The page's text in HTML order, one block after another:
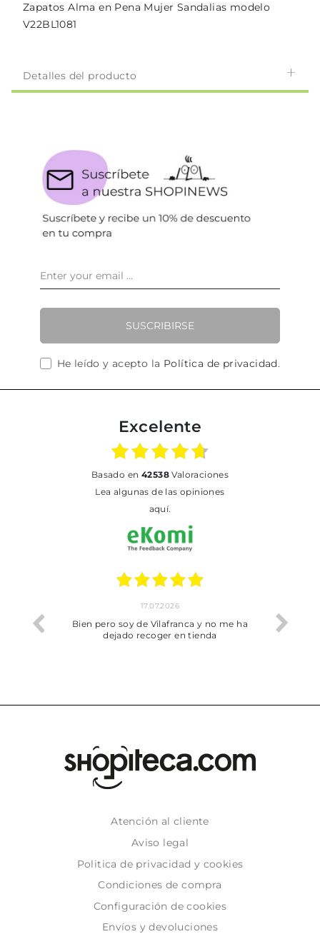
Zapatos Alma en Pena Mujer Sandalias modelo
V22BL1081
Detalles del producto
SUSCRIBIRSE
He leído y acepto la Política de privacidad.
Excelente
basado en 42538Valoraciones
Lea algunas de las opiniones
aquí.
trobat
17.07.2026
Bien pero soy de Vilafranca y no me ha
dejado recoger en tienda
Atención al cliente
Aviso legal
Politica de privacidad y cookies
Condiciones de compra
Configuración de cookies
Envíos y devoluciones